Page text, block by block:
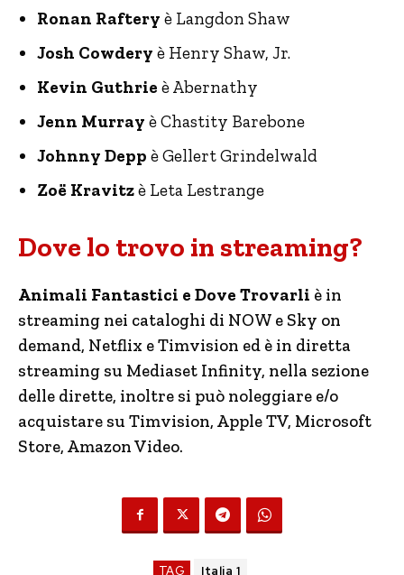
Ronan Raftery è Langdon Shaw
Josh Cowdery è Henry Shaw, Jr.
Kevin Guthrie è Abernathy
Jenn Murray è Chastity Barebone
Johnny Depp è Gellert Grindelwald
Zoë Kravitzè Leta Lestrange
Dove lo trovo in streaming?
Animali Fantastici e Dove Trovarli è in
streaming nei cataloghi di NOW e Sky on
demand, Netflix e Timvision ed è in diretta
streaming su Mediaset Infinity, nella sezione
delle dirette, inoltre si può noleggiare e/o
acquistare su Timvision, Apple TV, Microsoft
Store, Amazon Video.
TAG Italia 1